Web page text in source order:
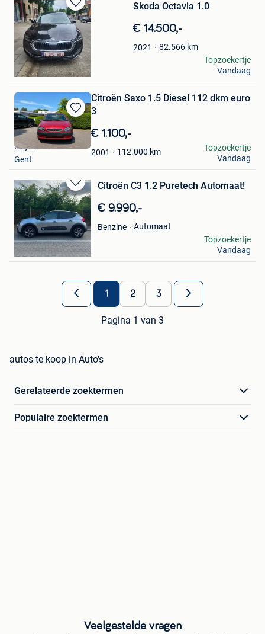
Bewaren
in
Mijn
Favorieten
Skoda Octavia 1.0
€ 14.500,-
2021 82.566 km
Home Touch
Vilvoorde
Topzoekertje
Vandaag
Bewaren
in
Mijn
Favorieten
Citroën Saxo 1.5 Diesel 112 dkm euro
3
€ 1.100,-
2001 112.000 km
Kayaa
Gent
Topzoekertje
Vandaag
Bewaren
in
Mijn
Favorieten
Citroën C3 1.2 Puretech Automaat!
€ 9.990,-
Benzine
Automaat
lino
Sint-Truiden
Topzoekertje
Vandaag
1 2 3
Pagina 1 van 3
autos te koop in Auto's
Gerelateerde zoektermen
Populaire zoektermen
Veelgestelde vragen